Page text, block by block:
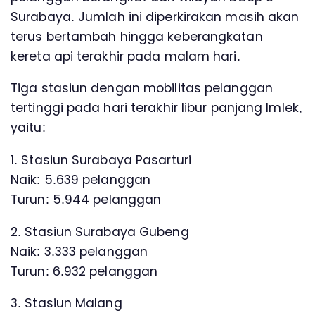
Surabaya. Jumlah ini diperkirakan masih akan
terus bertambah hingga keberangkatan
kereta api terakhir pada malam hari.
Tiga stasiun dengan mobilitas pelanggan
tertinggi pada hari terakhir libur panjang Imlek,
yaitu:
1. Stasiun Surabaya Pasarturi
Naik: 5.639 pelanggan
Turun: 5.944 pelanggan
2. Stasiun Surabaya Gubeng
Naik: 3.333 pelanggan
Turun: 6.932 pelanggan
3. Stasiun Malang